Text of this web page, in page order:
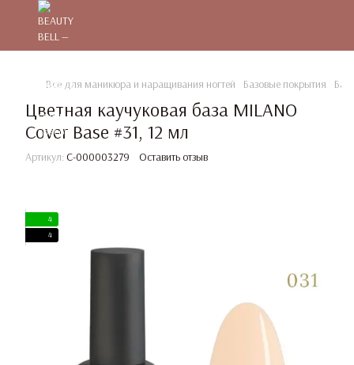
Все для маникюра и наращивания ногтей Базовые покрытия
Цветная каучуковая база MILANO
Cover Base #31, 12 мл
Артикул: C-000003279 Оставить отзыв
4
4